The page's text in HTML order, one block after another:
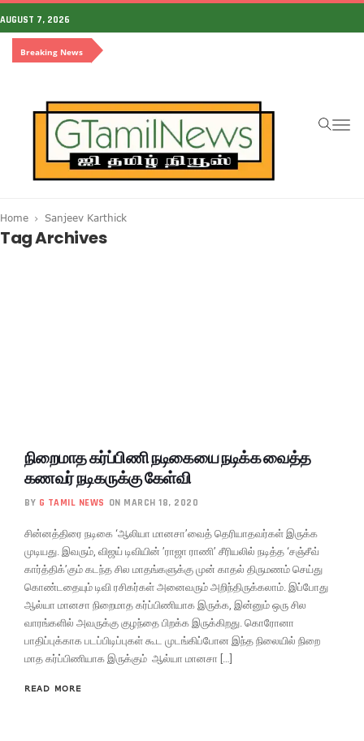
AUGUST 7, 2026
Breaking News
Home Sanjeev Karthick
Tag Archives
நிறைமாத கர்ப்பிணி நடிகையை நடிக்க வைத்த
கணவர் நடிகருக்கு கேள்வி
BY G TAMIL NEWS ON MARCH 18, 2020
சின்னத்திரை நடிகை ‘ஆலியா மானசா’வைத் தெரியாதவர்கள் இருக்க
முடியது. இவரும், விஜய் டிவியின் ’ராஜா ராணி’ சீரியலில் நடித்த ‘சஞ்சீவ்
கார்த்திக்’கும் கடந்த சில மாதங்களுக்கு முன் காதல் திருமணம் செய்து
கொண்டதையும் டிவி ரசிகர்கள் அனைவரும் அறிந்திருக்கலாம். இப்போது
ஆல்யா மானசா நிறைமாத கர்ப்பிணியாக இருக்க, இன்னும் ஒரு சில
வாரங்களில் அவருக்கு குழந்தை பிறக்க இருக்கிறது. கொரோனா
பாதிப்புக்காக படப்பிடிப்புகள் கூட முடங்கிப்போன இந்த நிலையில் நிறை
மாத கர்ப்பிணியாக இருக்கும் ஆல்யா மானசா […]
READ MORE